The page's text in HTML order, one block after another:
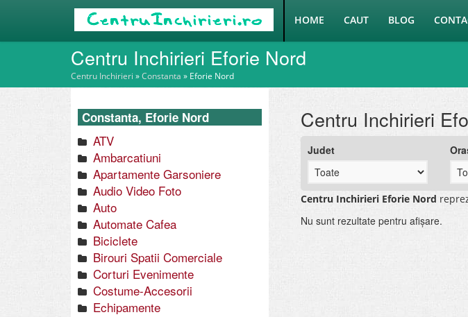
HOME CAUT BLOG
Centru Inchirieri Eforie Nord
Centru Inchirieri »Constanta » Eforie Nord
Constanta, Eforie Nord
ATV
Ambarcatiuni
Apartamente Garsoniere
Audio Video Foto
Auto
Automate Cafea
Biciclete
Birouri Spatii Comerciale
Corturi Evenimente
Costume-Accesorii
Echipamente
Centru Inchirieri
Judet
Centru Inchirieri Eforie Nord
Nu sunt rezultate pentru afişare.